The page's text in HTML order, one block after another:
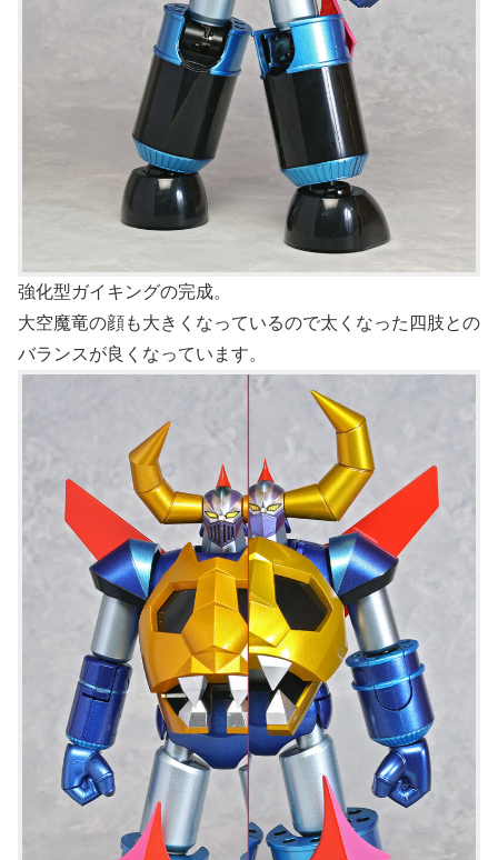
強化型ガイキングの完成。
大空魔竜の顔も大きくなっているので太くなった四肢との
バランスが良くなっています。